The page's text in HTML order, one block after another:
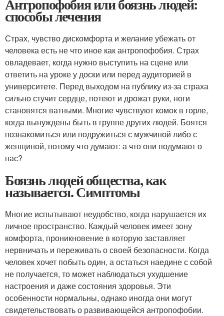
Антропофобия или боязнь людей:
способы лечения
Страх, чувство дискомфорта и желание убежать от
человека есть не что иное как антропофобия. Страх
овладевает, когда нужно выступить на сцене или
ответить на уроке у доски или перед аудиторией в
университете. Перед выходом на публику из-за страха
сильно стучит сердце, потеют и дрожат руки, ноги
становятся ватными. Многие чувствуют комок в горле,
когда вынуждены быть в группе других людей. Боятся
познакомиться или подружиться с мужчиной либо с
женщиной, потому что думают: а что они подумают о
нас?
Боязнь людей общества, как
называется. Симптомы
Многие испытывают неудобство, когда нарушается их
личное пространство. Каждый человек имеет зону
комфорта, проникновение в которую заставляет
нервничать и переживать о своей безопасности. Когда
человек хочет побыть один, а остаться наедине с собой
не получается, то может наблюдаться ухудшение
настроения и даже состояния здоровья. Эти
особенности нормальны, однако иногда они могут
свидетельствовать о развивающейся антропофобии.